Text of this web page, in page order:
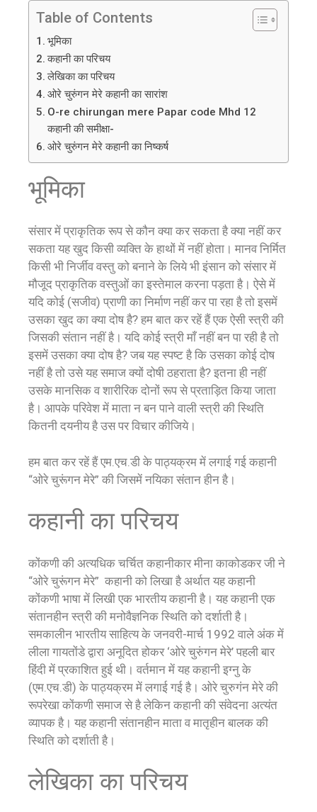
Table of Contents
भूमिका
कहानी का परिचय
लेखिका का परिचय
ओरे चुरुंगन मेरे कहानी का सारांश
O-re chirungan mere Papar code Mhd 12
कहानी की समीक्षा-
ओरे चुरुंगन मेरे कहानी का निष्कर्ष
भूमिका
संसार में प्राकृतिक रूप से कौन क्या कर सकता है क्या नहीं कर
सकता यह खुद किसी व्यक्ति के हाथों में नहीं होता। मानव निर्मित
किसी भी निर्जीव वस्तु को बनाने के लिये भी इंसान को संसार में
मौजूद प्राकृतिक वस्तुओं का इस्तेमाल करना पड़ता है। ऐसे में
यदि कोई (सजीव) प्राणी का निर्माण नहीं कर पा रहा है तो इसमें
उसका खुद का क्या दोष है? हम बात कर रहें हैं एक ऐसी स्त्री की
जिसकी संतान नहीं है। यदि कोई स्त्री माँ नहीं बन पा रही है तो
इसमें उसका क्या दोष है? जब यह स्पष्ट है कि उसका कोई दोष
नहीं है तो उसे यह समाज क्यों दोषी ठहराता है? इतना ही नहीं
उसके मानसिक व शारीरिक दोनों रूप से प्रताड़ित किया जाता
है। आपके परिवेश में माता न बन पाने वाली स्त्री की स्थिति
कितनी दयनीय है उस पर विचार कीजिये।
हम बात कर रहें हैं एम.एच.डी के पाठ्यक्रम में लगाई गई कहानी
“ओरे चुरूंगन मेरे” की जिसमें नयिका संतान हीन है।
कहानी का परिचय
कोंकणी की अत्यधिक चर्चित कहानीकार मीना काकोडकर जी ने
“ओरे चुरूंगन मेरे” कहानी को लिखा है अर्थात यह कहानी
कोंकणी भाषा में लिखी एक भारतीय कहानी है। यह कहानी एक
संतानहीन स्त्री की मनोवैज्ञनिक स्थिति को दर्शाती है।
समकालीन भारतीय साहित्य के जनवरी-मार्च 1992 वाले अंक में
लीला गायतोंडे द्वारा अनूदित होकर ‘ओरे चुरुंगन मेरे’ पहली बार
हिंदी में प्रकाशित हुई थी। वर्तमान में यह कहानी इग्नु के
(एम.एच.डी) के पाठ्यक्रम में लगाई गई है। ओरे चुरुगंन मेरे की
रूपरेखा कोंकणी समाज से है लेकिन कहानी की संवेदना अत्यंत
व्यापक है। यह कहानी संतानहीन माता व मातृहीन बालक की
स्थिति को दर्शाती है।
लेखिका का परिचय